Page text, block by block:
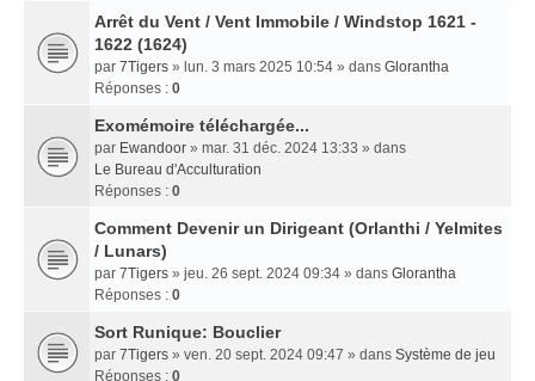
Arrêt du Vent / Vent Immobile / Windstop 1621 -
1622 (1624)
par 7Tigers » lun. 3 mars 2025 10:54 » dans Glorantha
Réponses : 0
Exomémoire téléchargée...
par Ewandoor » mar. 31 déc. 2024 13:33 » dans
Le Bureau d'Acculturation
Réponses : 0
Comment Devenir un Dirigeant (Orlanthi / Yelmites
/ Lunars)
par 7Tigers » jeu. 26 sept. 2024 09:34 » dans Glorantha
Réponses : 0
Sort Runique: Bouclier
par 7Tigers » ven. 20 sept. 2024 09:47 » dans Système de jeu
Réponses : 0